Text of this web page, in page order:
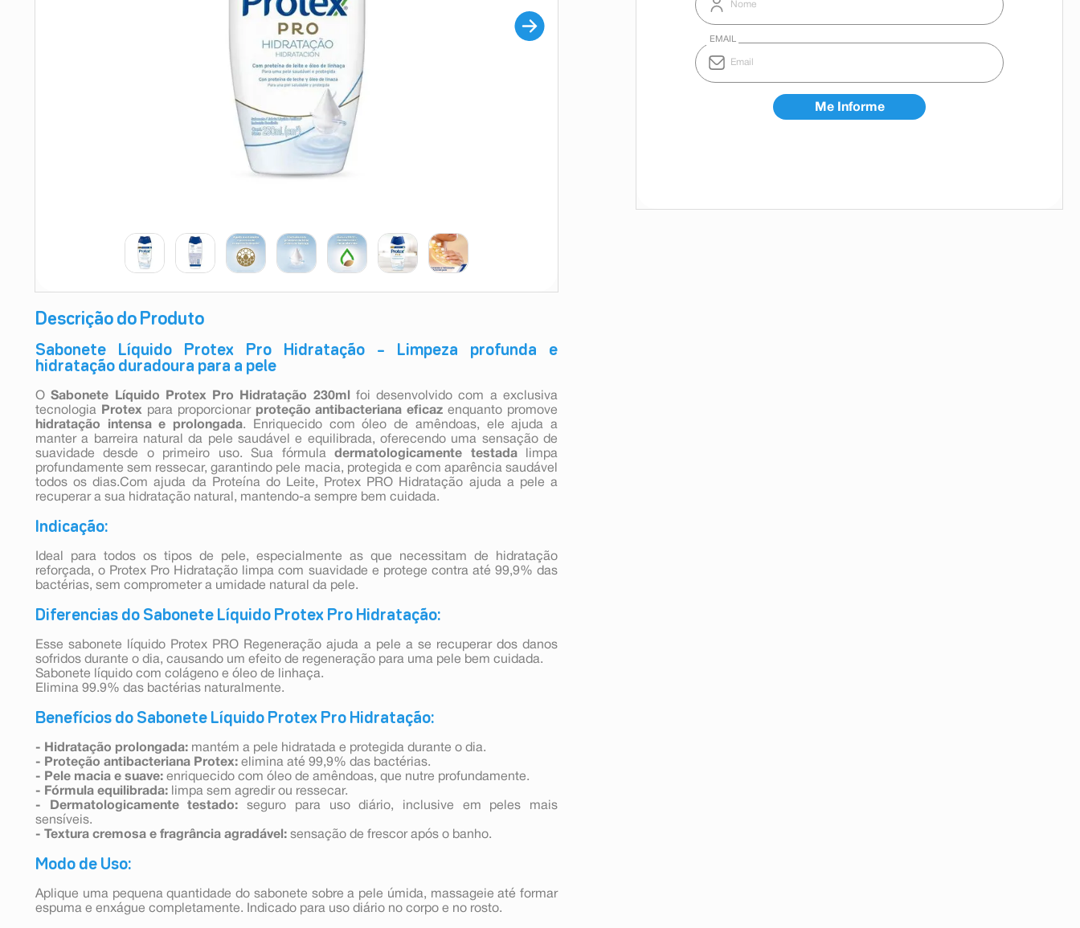
Descrição do Produto
Sabonete Líquido Protex Pro Hidratação – Limpeza profunda e
hidratação duradoura para a pele
OSabonete Líquido Protex Pro Hidratação 230ml
foi desenvolvido com a exclusiva
tecnologia
Protex para proporcionar proteção antibacteriana eficaz enquanto promove
hidratação intensa e prolongada. Enriquecido com óleo de amêndoas, ele ajuda a
manter a barreira natural da pele saudável e equilibrada, oferecendo uma sensação de
suavidade desde o primeiro uso. Sua fórmuladermatologicamente testadalimpa
profundamente sem ressecar, garantindo pele macia, protegida e com aparência saudável
todos os dias.Com ajuda da Proteína do Leite, Protex PRO Hidratação ajuda a pele a
recuperar a sua hidratação natural, mantendo-a sempre bem cuidada.
Indicação:
Ideal para todos os tipos de pele, especialmente as que necessitam de hidratação
reforçada, o Protex Pro Hidratação limpa com suavidade e protege contra até 99,9% das
bactérias, sem comprometer a umidade natural da pele.
Diferencias do Sabonete Líquido Protex Pro Hidratação:
Esse sabonete líquido Protex PRO Regeneração ajuda a pele a se recuperar dos danos
sofridos durante o dia, causando um efeito de regeneração para uma pele bem cuidada.
Sabonete líquido com colágeno e óleo de linhaça.
Elimina 99.9% das bactérias naturalmente.
Benefícios do Sabonete Líquido Protex Pro Hidratação:
- Hidratação prolongada: mantém a pele hidratada e protegida durante o dia.
- Proteção antibacteriana Protex: elimina até 99,9% das bactérias.
- Pele macia e suave: enriquecido com óleo de amêndoas, que nutre profundamente.
- Fórmula equilibrada:
limpa sem agredir ou ressecar.
- Dermatologicamente testado: seguro para uso diário, inclusive em peles mais
sensíveis.
- Textura cremosa e fragrância agradável: sensação de frescor após o banho.
Modo de Uso:
Aplique uma pequena quantidade do sabonete sobre a pele úmida, massageie até formar
espuma e enxágue completamente. Indicado para uso diário no corpo e no rosto.
teste gravidez